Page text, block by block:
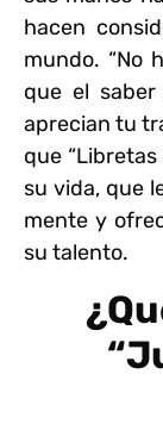
hacen
mundo. “No
que el
aprecian tu
que
su vida, que
mente y
su talento.